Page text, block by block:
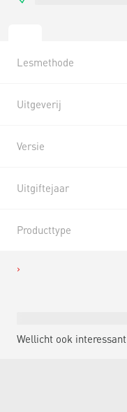
Lesmethode
Uitgeverij
Versie
Uitgiftejaar
Producttype
Wellicht ook interessant